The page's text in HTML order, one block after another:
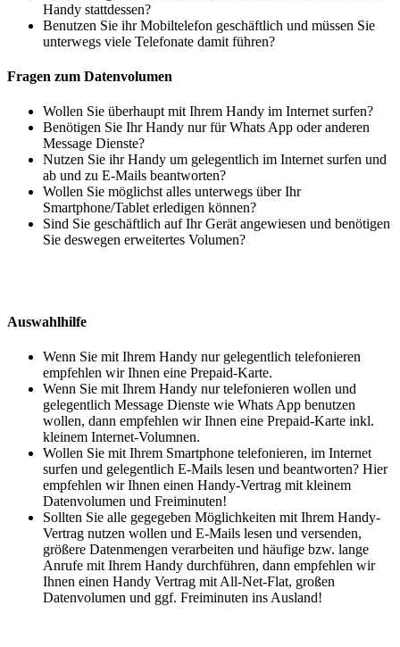
Handy stattdessen?
Benutzen Sie ihr Mobiltelefon geschäftlich und müssen Sie
unterwegs viele Telefonate damit führen?
Fragen zum Datenvolumen
Wollen Sie überhaupt mit Ihrem Handy im Internet surfen?
Benötigen Sie Ihr Handy nur für Whats App oder anderen
Message Dienste?
Nutzen Sie ihr Handy um gelegentlich im Internet surfen und
ab und zu E-Mails beantworten?
Wollen Sie möglichst alles unterwegs über Ihr
Smartphone/Tablet erledigen können?
Sind Sie geschäftlich auf Ihr Gerät angewiesen und benötigen
Sie deswegen erweitertes Volumen?
Auswahlhilfe
Wenn Sie mit Ihrem Handy nur gelegentlich telefonieren
empfehlen wir Ihnen eine Prepaid-Karte.
Wenn Sie mit Ihrem Handy nur telefonieren wollen und
gelegentlich Message Dienste wie Whats App benutzen
wollen, dann empfehlen wir Ihnen eine Prepaid-Karte inkl.
kleinem Internet-Volumnen.
Wollen Sie mit Ihrem Smartphone telefonieren, im Internet
surfen und gelegentlich E-Mails lesen und beantworten? Hier
empfehlen wir Ihnen einen Handy-Vertrag mit kleinem
Datenvolumen und Freiminuten!
Sollten Sie alle gegegeben Möglichkeiten mit Ihrem Handy-
Vertrag nutzen wollen und E-Mails lesen und versenden,
größere Datenmengen verarbeiten und häufige bzw. lange
Anrufe mit Ihrem Handy durchführen, dann empfehlen wir
Ihnen einen Handy Vertrag mit All-Net-Flat, großen
Datenvolumen und ggf. Freiminuten ins Ausland!